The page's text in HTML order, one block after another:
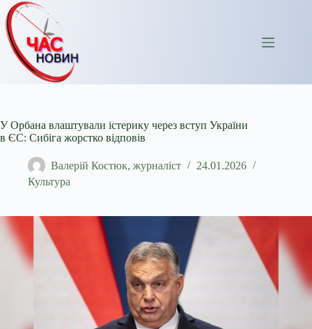
Перейти
до
вмісту
У Орбана влаштували істерику через вступ України
в ЄС: Сибіга жорстко відповів
Валерій Костюк, журналіст
24.01.2026
Культура